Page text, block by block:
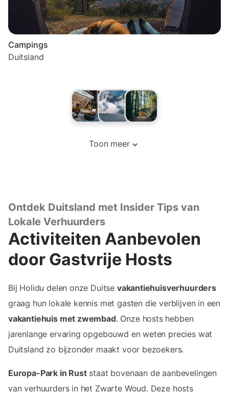
Campings
Duitsland
Toon meer
Ontdek Duitsland met Insider Tips van
Lokale Verhuurders
Activiteiten Aanbevolen
door Gastvrije Hosts
Bij Holidu delen onze Duitse vakantiehuisverhuurders
graag hun lokale kennis met gasten die verblijven in een
vakantiehuis met zwembad. Onze hosts hebben
jarenlange ervaring opgebouwd en weten precies wat
Duitsland zo bijzonder maakt voor bezoekers.
Europa-Park in Ruststaat bovenaan de aanbevelingen
van verhuurders in het Zwarte Woud. Deze hosts